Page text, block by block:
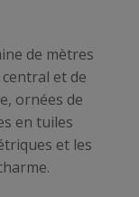
de mètres
et de
ornées de
en tuiles
et les